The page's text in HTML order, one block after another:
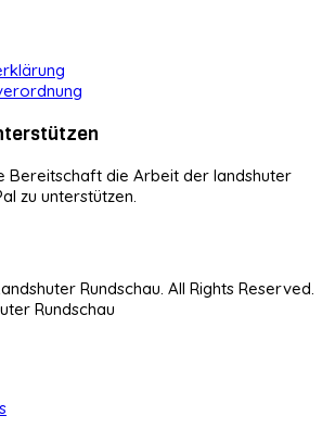
Bereitschaft die Arbeit der landshuter
zu unterstützen.
Rundschau. All Rights Reserved.
Rundschau